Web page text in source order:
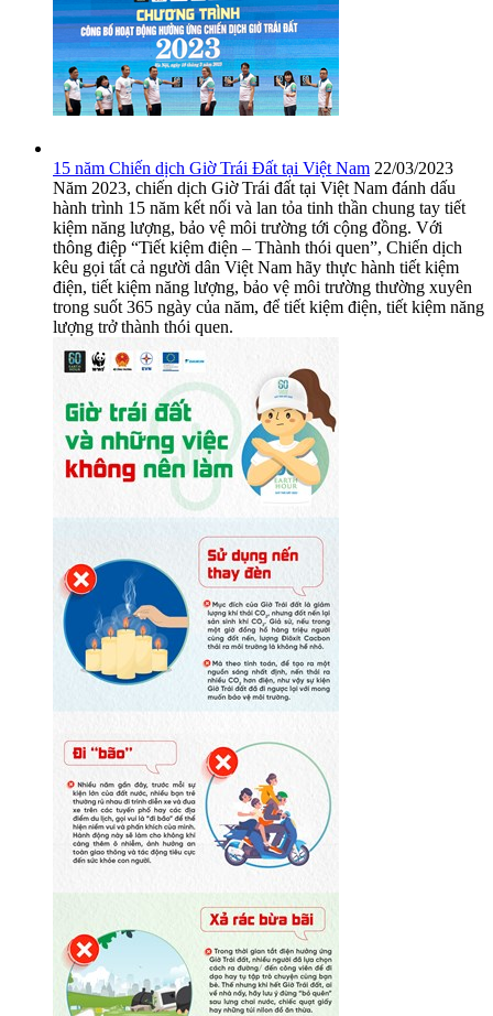
15 năm Chiến dịch Giờ Trái Đất tại Việt Nam 22/03/2023
Năm 2023, chiến dịch Giờ Trái đất tại Việt Nam đánh dấu
hành trình 15 năm kết nối và lan tỏa tinh thần chung tay tiết
kiệm năng lượng, bảo vệ môi trường tới cộng đồng. Với
thông điệp “Tiết kiệm điện – Thành thói quen”, Chiến dịch
kêu gọi tất cả người dân Việt Nam hãy thực hành tiết kiệm
điện, tiết kiệm năng lượng, bảo vệ môi trường thường xuyên
trong suốt 365 ngày của năm, để tiết kiệm điện, tiết kiệm năng
lượng trở thành thói quen.